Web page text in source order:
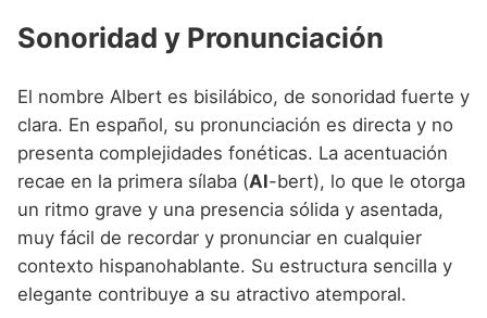
Sonoridad y Pronunciación
El nombre Albert es bisilábico, de sonoridad fuerte y
clara. En español, su pronunciación es directa y no
presenta complejidades fonéticas. La acentuación
recae en la primera sílaba (Al-bert), lo que le otorga
un ritmo grave y una presencia sólida y asentada,
muy fácil de recordar y pronunciar en cualquier
contexto hispanohablante. Su estructura sencilla y
elegante contribuye a su atractivo atemporal.